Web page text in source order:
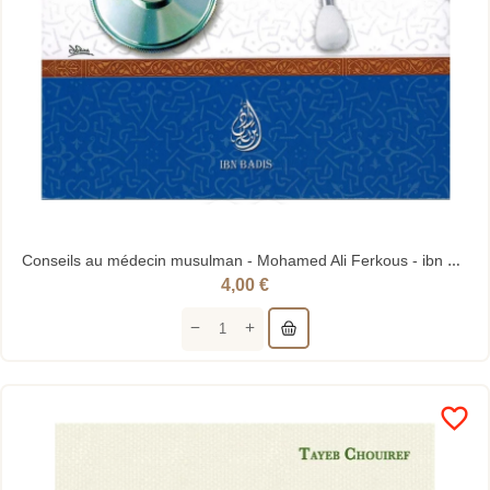
Conseils au médecin musulman - Mohamed Ali Ferkous - ibn Badis
4,00 €
favorite_border